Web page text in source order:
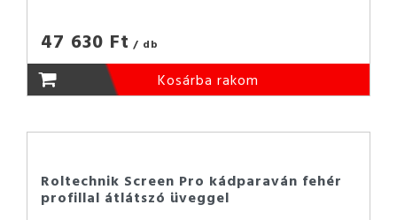
47 630 Ft / db
Kosárba rakom
Roltechnik Screen Pro kádparaván fehér
profillal átlátszó üveggel